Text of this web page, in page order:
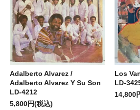
Adalberto Alvarez /
Adalberto Alvarez Y Su Son
LD-4212
5,800円(税込)
Los
LD-
14,800